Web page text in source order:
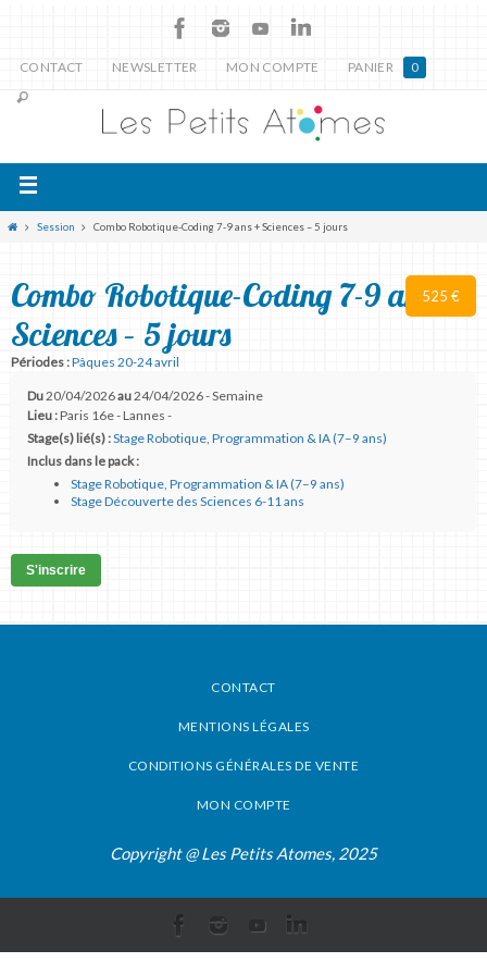
CONTACT NEWSLETTER MON COMPTE PANIER 0
Session Combo Robotique-Coding 7-9 ans + Sciences – 5 jours
525 €
Combo Robotique-Coding 7-9 ans +
Sciences – 5 jours
Périodes :Pâques 20-24 avril
Du20/04/2026au24/04/2026 - Semaine
Lieu :Paris 16e - Lannes -
Stage(s) lié(s) :Stage Robotique, Programmation & IA (7–9 ans)
Inclus dans le pack :
Stage Robotique, Programmation & IA (7–9 ans)
Stage Découverte des Sciences 6-11 ans
S'inscrire
CONTACT
MENTIONS LÉGALES
CONDITIONS GÉNÉRALES DE VENTE
MON COMPTE
Copyright @ Les Petits Atomes, 2025